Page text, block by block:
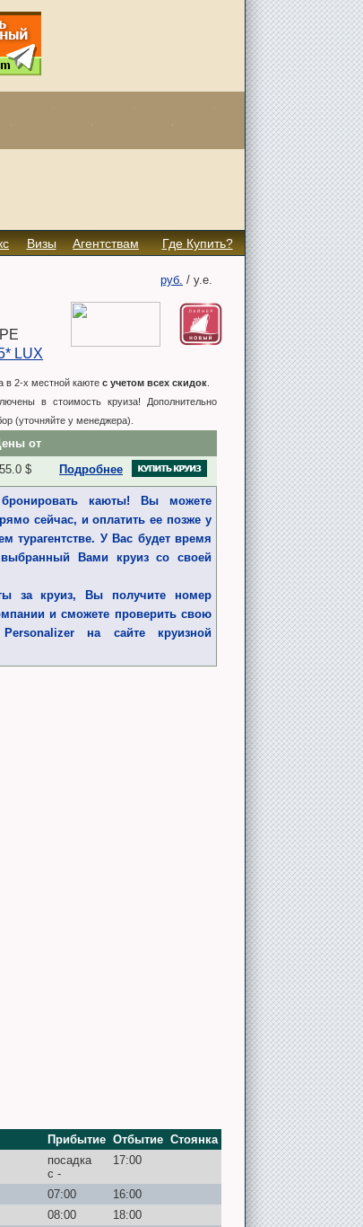
Визы Агентствам Где Купить?
Ресторан Sabatini
руб. / у.е.
LUX
в 2-х местной каюте с учетом всех скидок
в стоимость круиза! Дополнительно
(уточняйте у менеджера).
от
$ Подробнее
каюты! Вы можете
сейчас, и оплатить ее позже у
турагентстве. У Вас будет время
Вами круиз со своей
за круиз, Вы получите номер
и сможете проверить свою
на сайте круизной
Прибытие Отбытие Стоянка
посадка
с -
17:00
07:00
16:00
08:00
18:00